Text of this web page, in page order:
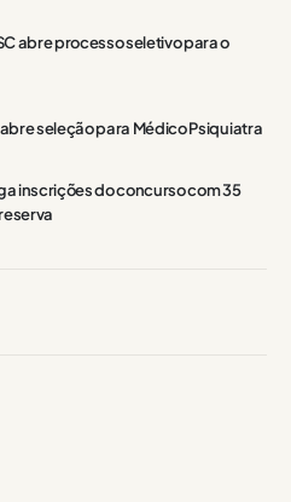
abre processo seletivo para o
seleção para Médico Psiquiatra
inscrições do concurso com 35